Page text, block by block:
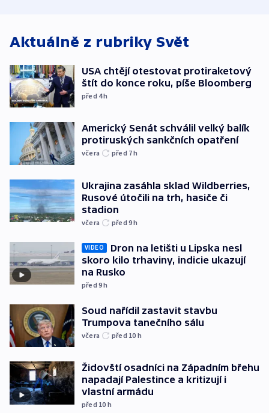
Aktuálně z rubriky Svět
USA chtějí otestovat protiraketový
štít do konce roku, píše Bloomberg
před 4h
Americký Senát schválil velký balík
protiruských sankčních opatření
včera před 7h
Ukrajina zasáhla sklad Wildberries,
Rusové útočili na trh, hasiče či
stadion
včera před 9h
VIDEO
Dron na letišti u Lipska nesl
skoro kilo trhaviny, indicie ukazují
na Rusko
před 9h
Soud nařídil zastavit stavbu
Trumpova tanečního sálu
včera před 10 h
Židovští osadníci na Západním břehu
napadají Palestince a kritizují i
vlastní armádu
před 10 h